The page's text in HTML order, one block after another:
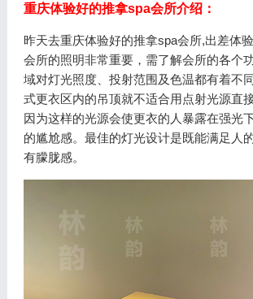
重庆体验好的推拿spa会所介绍：
昨天去重庆体验好的推拿spa会所,出差体
会所的照明非常重要，需了解会所的各个
域对灯光照度、投射范围及色温都有着不
式更衣区内的吊顶就不适合用点射光源直
因为这样的光源会使更衣的人暴露在强光
的尴尬感。最佳的灯光设计是既能满足人
有朦胧感。